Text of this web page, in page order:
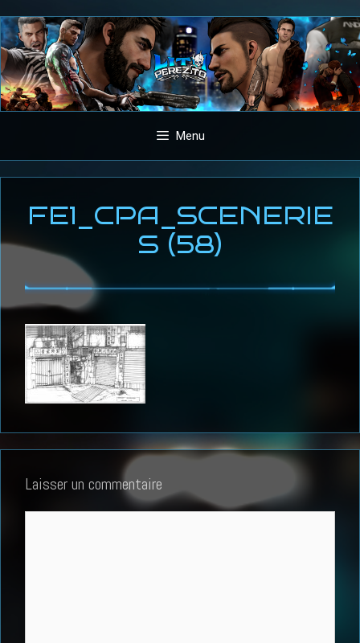
Aller
au
contenu
Menu
FE1_CPA_SCENERIE
S (58)
Laisser un commentaire